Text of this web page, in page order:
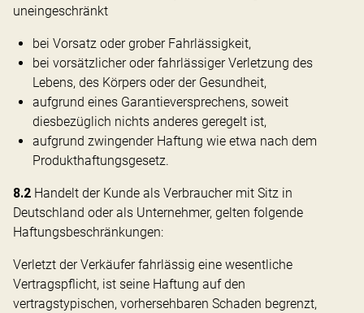
uneingeschränkt
bei Vorsatz oder grober Fahrlässigkeit,
bei vorsätzlicher oder fahrlässiger Verletzung des
Lebens, des Körpers oder der Gesundheit,
aufgrund eines Garantieversprechens, soweit
diesbezüglich nichts anderes geregelt ist,
aufgrund zwingender Haftung wie etwa nach dem
Produkthaftungsgesetz.
8.2 Handelt der Kunde als Verbraucher mit Sitz in
Deutschland oder als Unternehmer, gelten folgende
Haftungsbeschränkungen:
Verletzt der Verkäufer fahrlässig eine wesentliche
Vertragspflicht, ist seine Haftung auf den
vertragstypischen, vorhersehbaren Schaden begrenzt,